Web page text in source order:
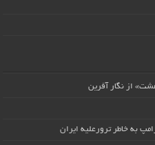
از نگار آفرین
به خاطر ترورعلیه ایران